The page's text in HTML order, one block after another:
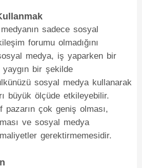
sadece sosyal
forumu olmadığını
medya, iş yaparken bir
yaygın bir şekilde
sosyal medya kullanarak
büyük ölçüde etkileyebilir.
pazarın çok geniş olması,
ve sosyal medya
maliyetler gerektirmemesidir.